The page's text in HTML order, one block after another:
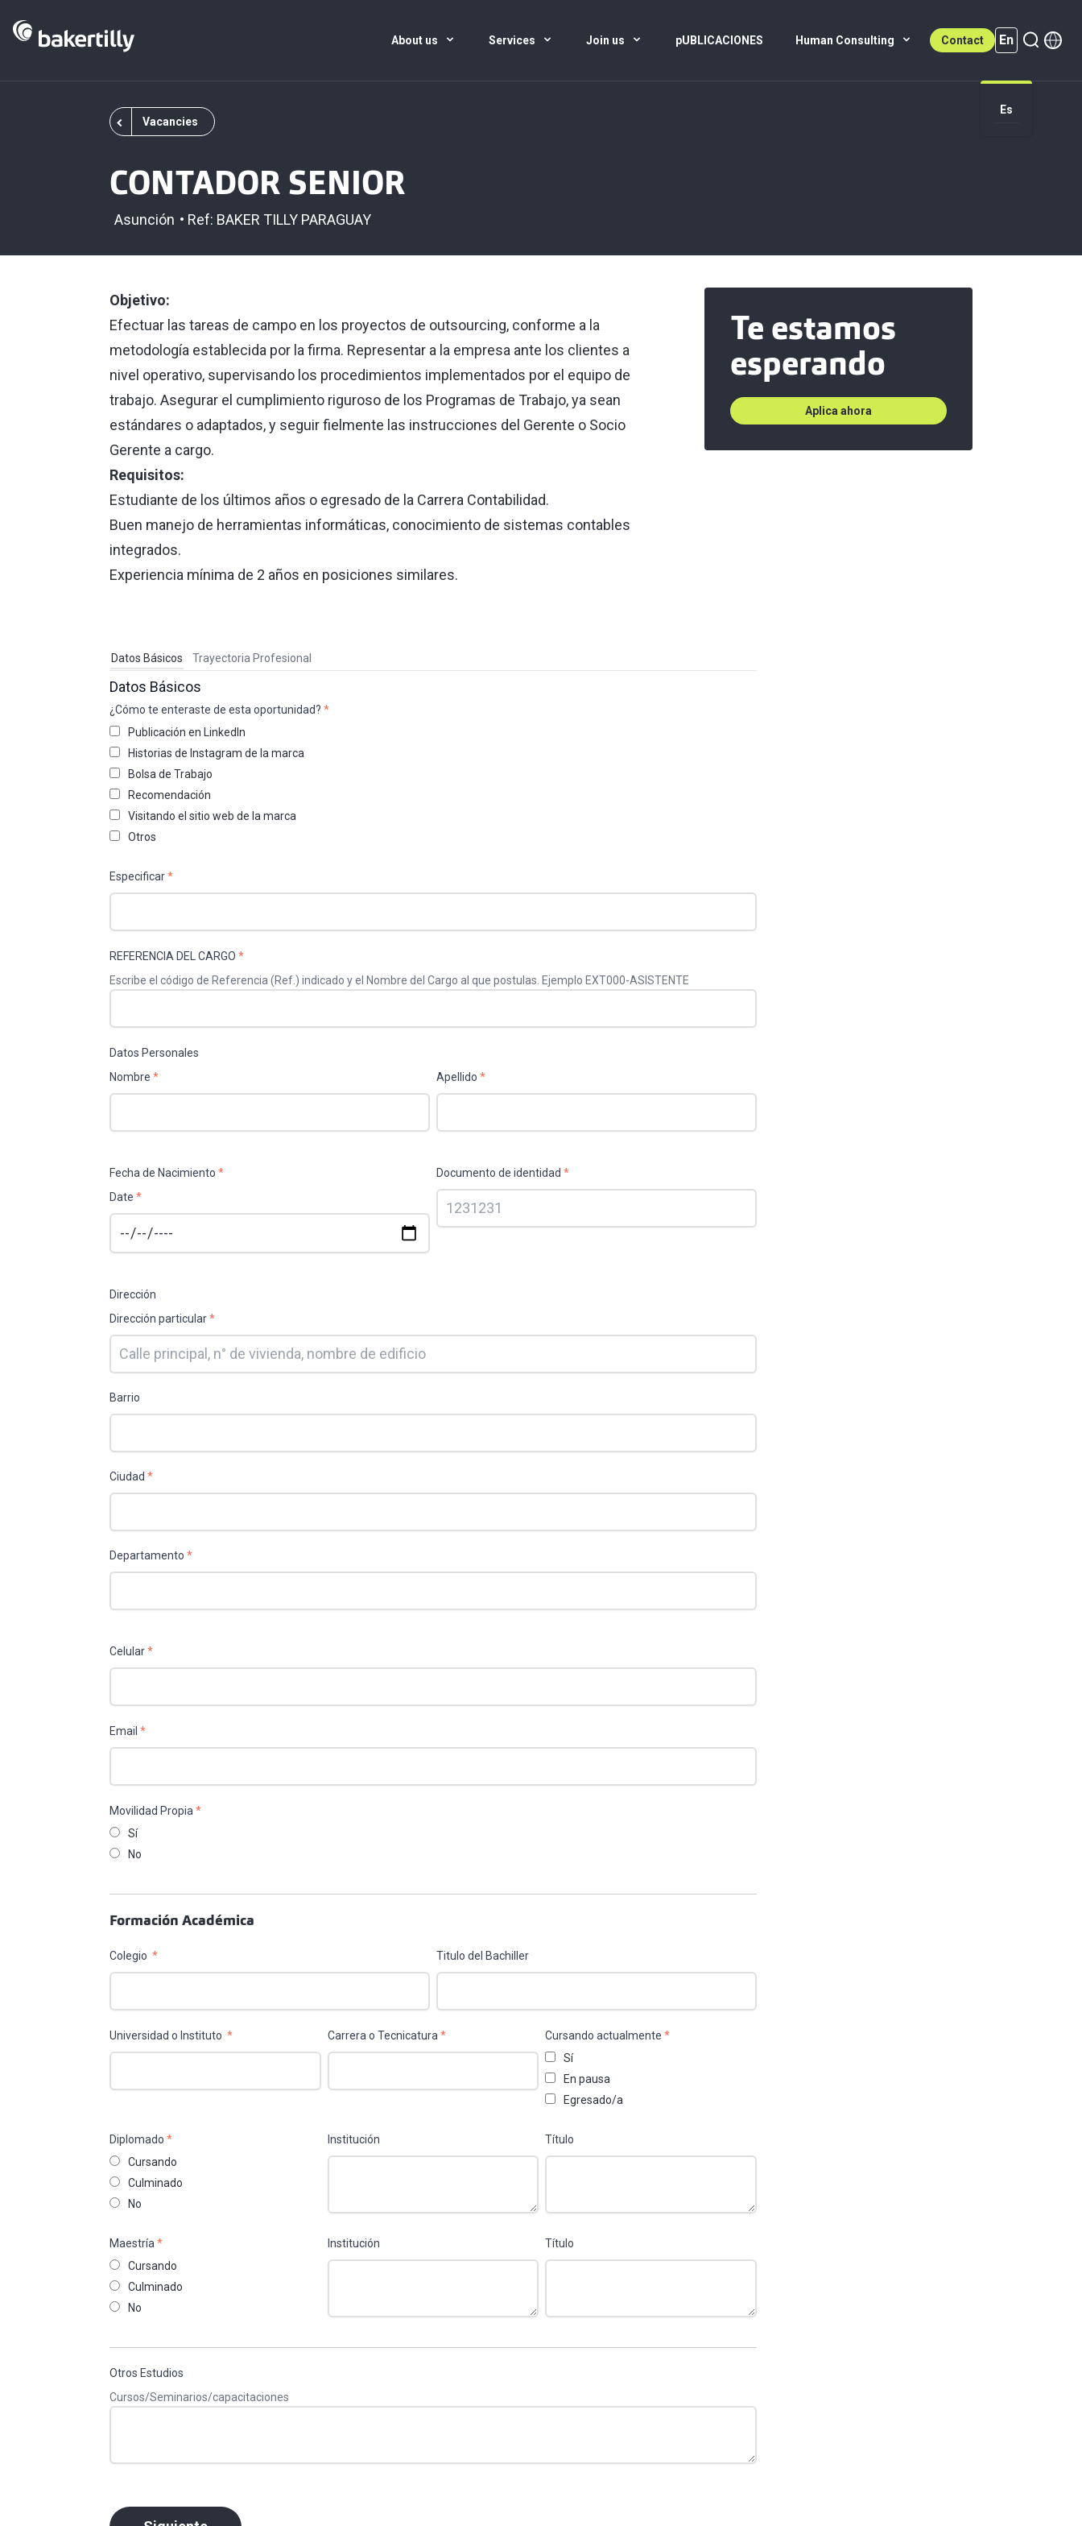
About us Services Join us pUBLICACIONES Human Consulting Contact En
Es
Vacancies
CONTADOR SENIOR
Asunción Ref: BAKER TILLY PARAGUAY
Objetivo:
Efectuar las tareas de campo en los proyectos de outsourcing, conforme a la
metodología establecida por la firma. Representar a la empresa ante los clientes a
nivel operativo, supervisando los procedimientos implementados por el equipo de
trabajo. Asegurar el cumplimiento riguroso de los Programas de Trabajo, ya sean
estándares o adaptados, y seguir fielmente las instrucciones del Gerente o Socio
Gerente a cargo.
Requisitos:
Estudiante de los últimos años o egresado de la Carrera Contabilidad.
Buen manejo de herramientas informáticas, conocimiento de sistemas contables
integrados.
Experiencia mínima de 2 años en posiciones similares.
Te estamos
esperando
Aplica ahora
Datos Básicos Trayectoria Profesional
Datos Básicos
¿Cómo te enteraste de esta oportunidad? *
Publicación en LinkedIn
Historias de Instagram de la marca
Bolsa de Trabajo
Recomendación
Visitando el sitio web de la marca
Otros
Especificar*
REFERENCIA DEL CARGO *
Escribe el código de Referencia (Ref.) indicado y el Nombre del Cargo al que postulas. Ejemplo EXT000-ASISTENTE
Datos Personales
Nombre * Apellido *
Fecha de Nacimiento *
Date *
Documento de identidad *
Dirección
Dirección particular*
Barrio
Ciudad *
Departamento *
Celular*
Email *
Movilidad Propia *
Sí
No
Formación Académica
Colegio * Titulo del Bachiller
Universidad o Instituto * Carrera o Tecnicatura * Cursando actualmente*
Sí
En pausa
Egresado/a
Diplomado *
Cursando
Culminado
No
Institución Título
Maestría *
Cursando
Culminado
No
Institución Título
Otros Estudios
Cursos/Seminarios/capacitaciones